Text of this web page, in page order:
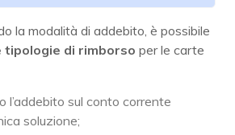
la modalità di addebito, è possibile
tipologie di rimborso per le carte
l’addebito sul conto corrente
soluzione;